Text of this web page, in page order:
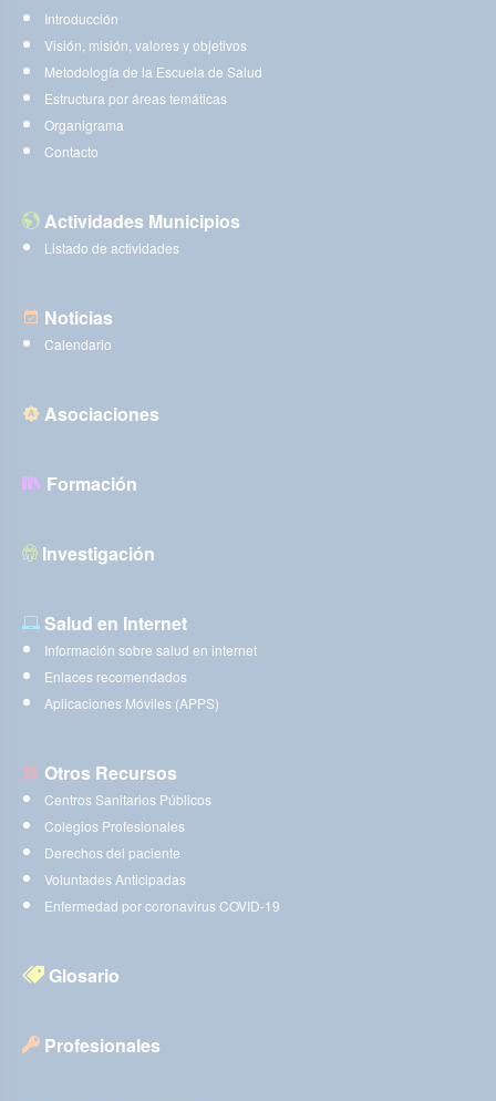
Introducción
Visión, misión, valores y objetivos
Metodología de la Escuela de Salud
Estructura por áreas temáticas
Organigrama
Contacto
Actividades Municipios
Listado de actividades
Noticias
Calendario
Asociaciones
Formación
Investigación
Salud en Internet
Información sobre salud en internet
Enlaces recomendados
Aplicaciones Móviles (APPS)
Otros Recursos
Centros Sanitarios Públicos
Colegios Profesionales
Derechos del paciente
Voluntades Anticipadas
Enfermedad por coronavirus COVID-19
Glosario
Profesionales